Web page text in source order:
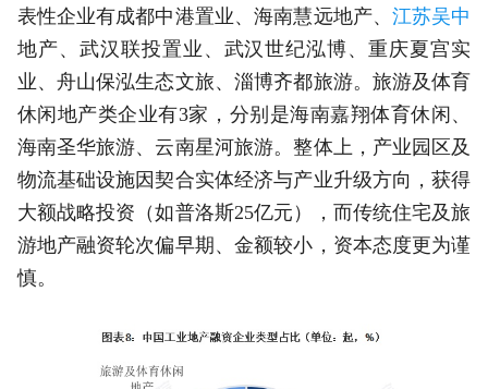
表性企业有成都中港置业、海南慧远地产、江苏吴中
地产、武汉联投置业、武汉世纪泓博、重庆夏宫实
业、舟山保泓生态文旅、淄博齐都旅游。旅游及体育
休闲地产类企业有3家，分别是海南嘉翔体育休闲、
海南圣华旅游、云南星河旅游。整体上，产业园区及
物流基础设施因契合实体经济与产业升级方向，获得
大额战略投资（如普洛斯25亿元），而传统住宅及旅
游地产融资轮次偏早期、金额较小，资本态度更为谨
慎。